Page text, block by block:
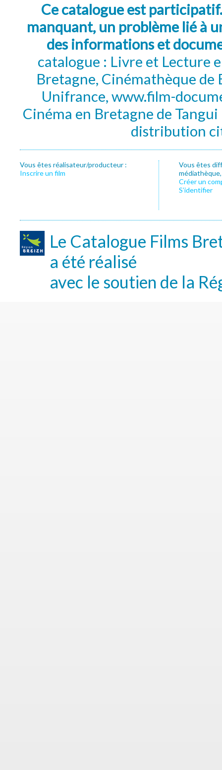
Ce catalogue est
manquant, un problème lié à
des informations et
catalogue : Livre et Lecture
Bretagne, Cinémathèque de
Unifrance, www.film-
Cinéma en Bretagne de
distribution
Vous êtes réalisateur/producteur :
Inscrire un film
Vous êtes
Créer un
S’identifier
Le Catalogue Films
a été réalisé
avec le soutien de la